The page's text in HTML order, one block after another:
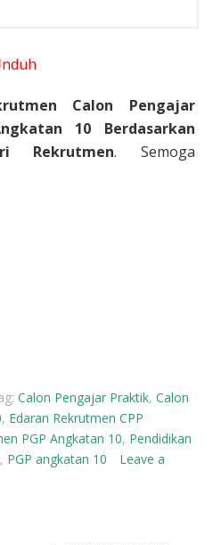
Calon Pengajar
10 Berdasarkan
Rekrutmen. Semoga
Calon Pengajar Praktik, Calon
, Edaran Rekrutmen CPP
PGP Angkatan 10, Pendidikan
, PGP angkatan 10
Leave a